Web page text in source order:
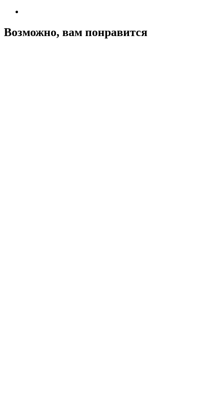
Возможно, вам понравится